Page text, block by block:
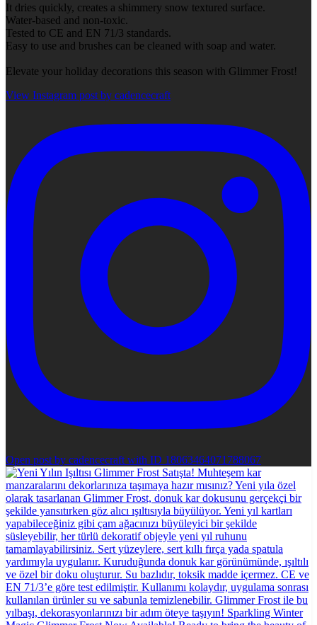
It dries quickly, creates a shimmery snow textured surface.
Water-based and non-toxic.
Tested to CE and EN 71/3 standards.
Easy to use and brushes can be cleaned with soap and water.
Elevate your holiday decorations this season with Glimmer Frost!
View Instagram post by cadencecraft
Open post by cadencecraft with ID 18063464071788067